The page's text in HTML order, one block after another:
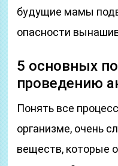
будущие мамы
опасности
5 основных
проведению
Понять все
организме, очень
веществ, которые